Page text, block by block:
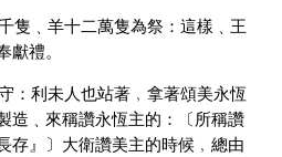
隻﹑羊十二萬隻為祭：這樣﹑王
禮。
：利未人也站著﹐拿著頌美永恆
造﹑來稱讚永恆主的：〔所稱讚
存』〕大衛讚美主的時候﹐總由